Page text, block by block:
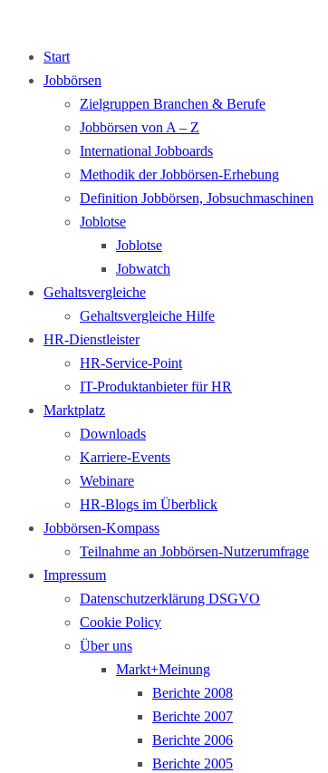
Start
Jobbörsen
Zielgruppen Branchen & Berufe
Jobbörsen von A – Z
International Jobboards
Methodik der Jobbörsen-Erhebung
Definition Jobbörsen, Jobsuchmaschinen
Joblotse
Joblotse
Jobwatch
Gehaltsvergleiche
Gehaltsvergleiche Hilfe
HR-Dienstleister
HR-Service-Point
IT-Produktanbieter für HR
Marktplatz
Downloads
Karriere-Events
Webinare
HR-Blogs im Überblick
Jobbörsen-Kompass
Teilnahme an Jobbörsen-Nutzerumfrage
Impressum
Datenschutzerklärung DSGVO
Cookie Policy
Über uns
Markt+Meinung
Berichte 2008
Berichte 2007
Berichte 2006
Berichte 2005